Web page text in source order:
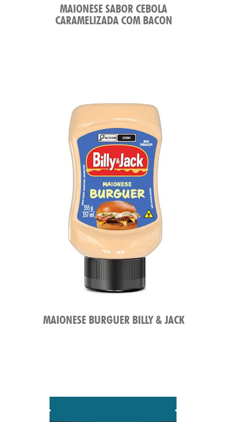
MAIONESE SABOR CEBOLA
CARAMELIZADA COM BACON
MAIONESE BURGUER BILLY & JACK